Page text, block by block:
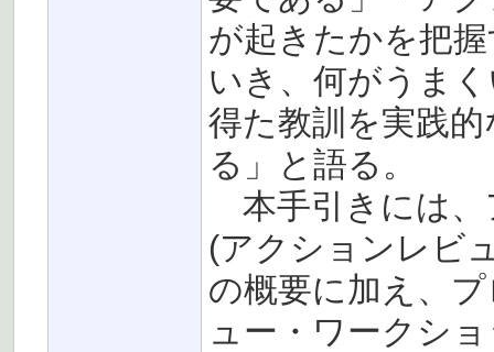
が起きたかを把
いき、何がうま
得た教訓を実践
る」と語る。
本手引きには、
(アクションレビ
の概要に加え、
ュー・ワークシ